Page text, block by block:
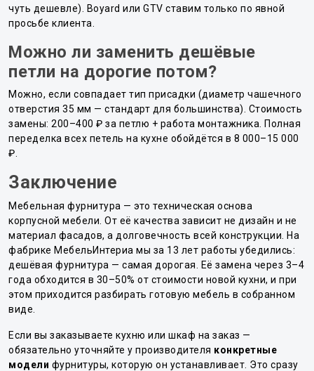
чуть дешевле). Boyard или GTV ставим только по явной
просьбе клиента.
Можно ли заменить дешёвые
петли на дорогие потом?
Можно, если совпадает тип присадки (диаметр чашечного
отверстия 35 мм — стандарт для большинства). Стоимость
замены: 200–400 ₽ за петлю + работа монтажника. Полная
переделка всех петель на кухне обойдётся в 8 000–15 000
₽.
Заключение
Мебельная фурнитура — это техническая основа
корпусной мебели. От её качества зависит не дизайн и не
материал фасадов, а долговечность всей конструкции. На
фабрике МебельИнтериа мы за 13 лет работы убедились:
дешёвая фурнитура — самая дорогая. Её замена через 3–4
года обходится в 30–50% от стоимости новой кухни, и при
этом приходится разбирать готовую мебель в собранном
виде.
Если вы заказываете кухню или шкаф на заказ —
обязательно уточняйте у производителя конкретные
модели фурнитуры, которую он устанавливает. Это сразу